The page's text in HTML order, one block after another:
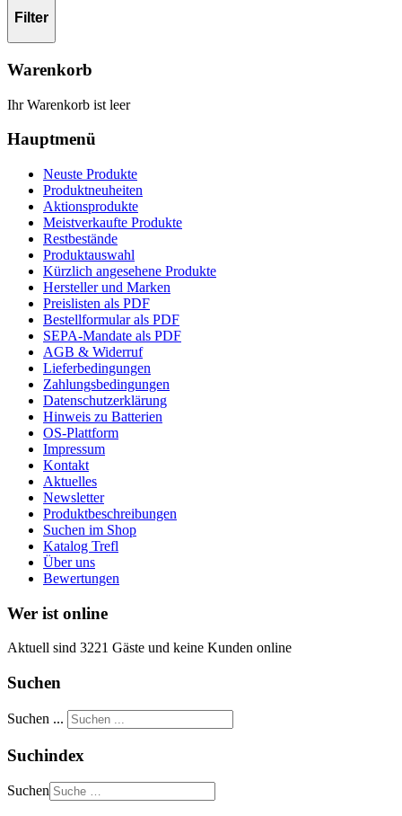
Filter
Warenkorb
Ihr Warenkorb ist leer
Hauptmenü
Neuste Produkte
Produktneuheiten
Aktionsprodukte
Meistverkaufte Produkte
Restbestände
Produktauswahl
Kürzlich angesehene Produkte
Hersteller und Marken
Preislisten als PDF
Bestellformular als PDF
SEPA-Mandate als PDF
AGB & Widerruf
Lieferbedingungen
Zahlungsbedingungen
Datenschutzerklärung
Hinweis zu Batterien
OS-Plattform
Impressum
Kontakt
Aktuelles
Newsletter
Produktbeschreibungen
Suchen im Shop
Katalog Trefl
Über uns
Bewertungen
Wer ist online
Aktuell sind 3221 Gäste und keine Kunden online
Suchen
Suchen ...
Suchindex
Suchen